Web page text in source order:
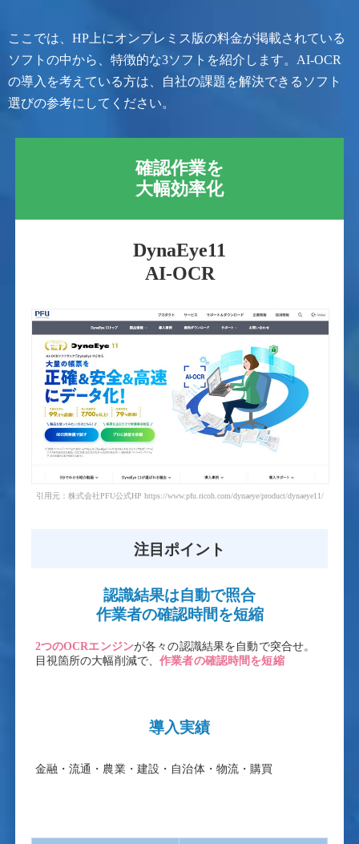
ここでは、HP上にオンプレミス版の料金が掲載されている
ソフトの中から、特徴的な3ソフトを紹介します。AI-OCR
の導入を考えている方は、自社の課題を解決できるソフト
選びの参考にしてください。
確認作業を
大幅効率化
DynaEye11
AI-OCR
引用元：株式会社PFU公式HP https://www.pfu.ricoh.com/dynaeye/product/dynaeye11/
注目ポイント
認識結果は自動で照合
作業者の確認時間を短縮
2つのOCRエンジンが各々の認識結果を自動で突合せ。
目視箇所の大幅削減で、作業者の確認時間を短縮
導入実績
金融・流通・農業・建設・自治体・物流・購買